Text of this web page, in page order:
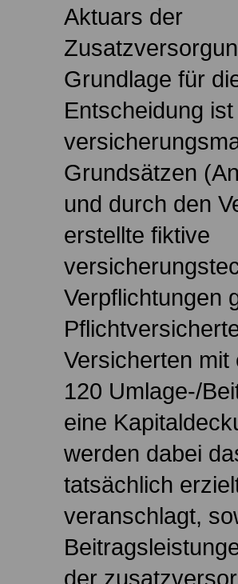
Aktuars der
Grundlage für
Entscheidung
Grundsätzen
und durch den
erstellte fiktive
Verpflichtungen
Versicherten
120 Umlage-/
eine
werden dabei
tatsächlich
veranschlagt,
der